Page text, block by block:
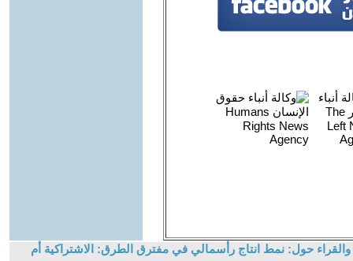
حول: نمط انتاج رأسمالي في مفترق الطرق: الاشتراكية أم